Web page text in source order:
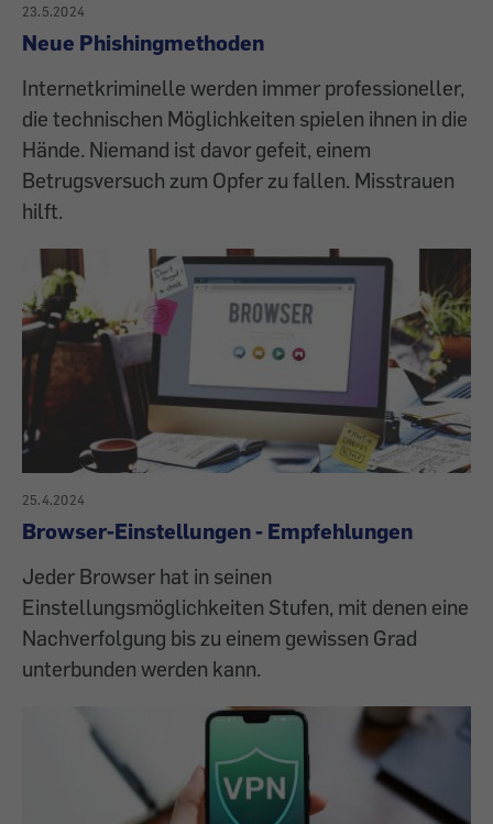
23.5.2024
Neue Phishingmethoden
Internetkriminelle werden immer professioneller,
die technischen Möglichkeiten spielen ihnen in die
Hände. Niemand ist davor gefeit, einem
Betrugsversuch zum Opfer zu fallen. Misstrauen
hilft.
25.4.2024
Browser-Einstellungen - Empfehlungen
Jeder Browser hat in seinen
Einstellungsmöglichkeiten Stufen, mit denen eine
Nachverfolgung bis zu einem gewissen Grad
unterbunden werden kann.